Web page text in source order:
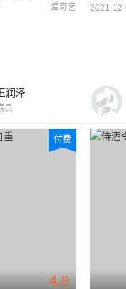
爱奇艺 2021-
润泽
员
4.8
付费